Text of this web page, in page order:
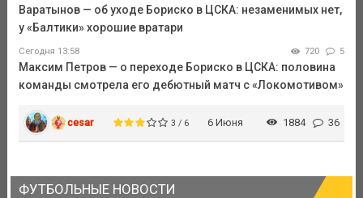
Варатынов — об уходе Бориско в ЦСКА: незаменимых нет,
у «Балтики» хорошие вратари
Сегодня 13:58 720 5
Максим Петров — о переходе Бориско в ЦСКА: половина
команды смотрела его дебютный матч с «Локомотивом»
cesar 3 / 6 6 Июня 1884 36
ФУТБОЛЬНЫЕ НОВОСТИ